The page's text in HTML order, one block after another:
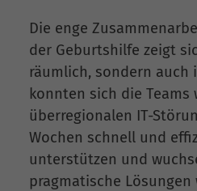
Die enge
der Geburtshilfe zeigt
räumlich, sondern auch
konnten sich die Teams
überregionalen IT-
Wochen schnell und
unterstützen und
pragmatische